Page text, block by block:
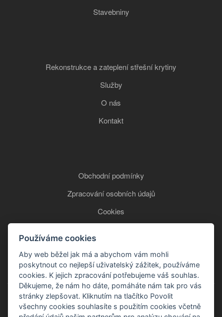
Stavebniny
Rekonstrukce a zateplení střešní krytiny
Služby
O nás
Kontakt
Obchodní podmínky
Zpracování osobních údajů
Cookies
+420 777 850 465
Používáme cookies
Aby web běžel jak má a abychom vám mohli
poskytnout co nejlepší uživatelský zážitek, používáme
cookies. K jejich zpracování potřebujeme váš souhlas.
Děkujeme, že nám ho dáte, pomáháte nám tak pro vás
stránky zlepšovat. Kliknutím na tlačítko Povolit
všechny cookies souhlasíte s použitím cookies včetně